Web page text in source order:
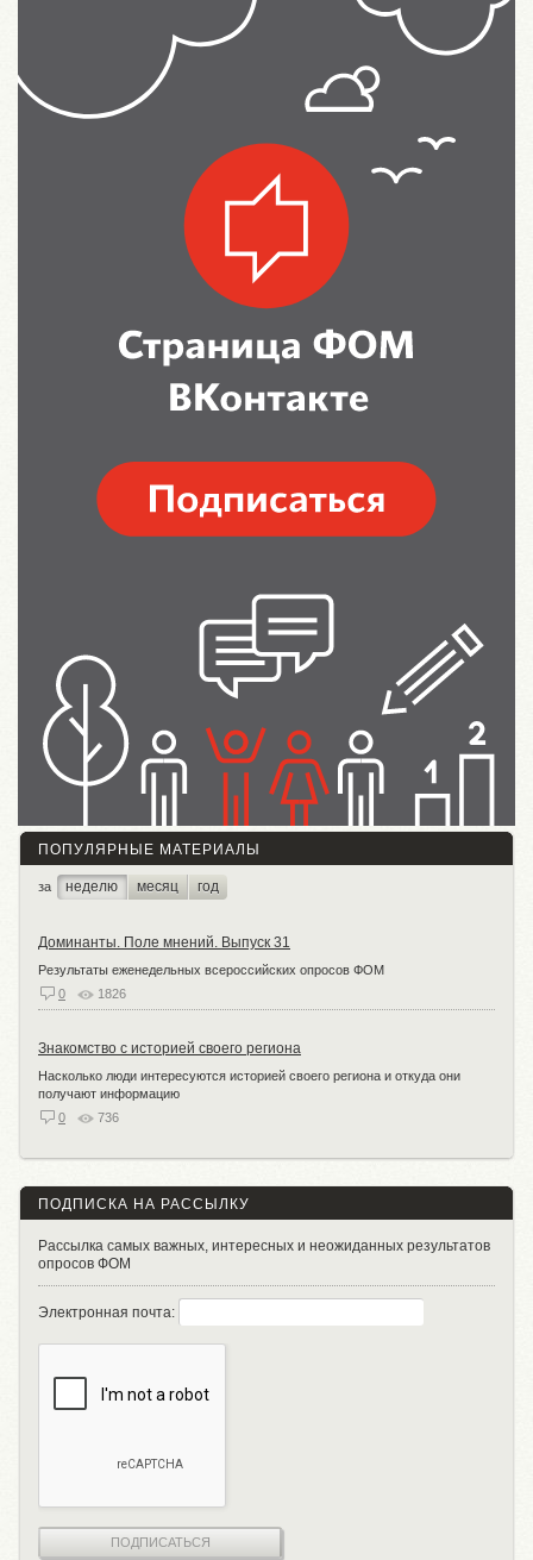
ПОПУЛЯРНЫЕ МАТЕРИАЛЫ
за неделю месяц год
Доминанты. Поле мнений. Выпуск 31
Результаты еженедельных всероссийских опросов ФОМ
0
1826
Знакомство с историей своего региона
Насколько люди интересуются историей своего региона и откуда они
получают информацию
0
736
ПОДПИСКА НА РАССЫЛКУ
Рассылка самых важных, интересных и неожиданных результатов
опросов ФОМ
Электронная почта:
ПОДПИСАТЬСЯ